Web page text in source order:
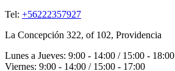
Tel: +56222357927
La Concepción 322, of 102, Providencia
Lunes a Jueves: 9:00 - 14:00 / 15:00 - 18:00
Viernes: 9:00 - 14:00 / 15:00 - 17:00